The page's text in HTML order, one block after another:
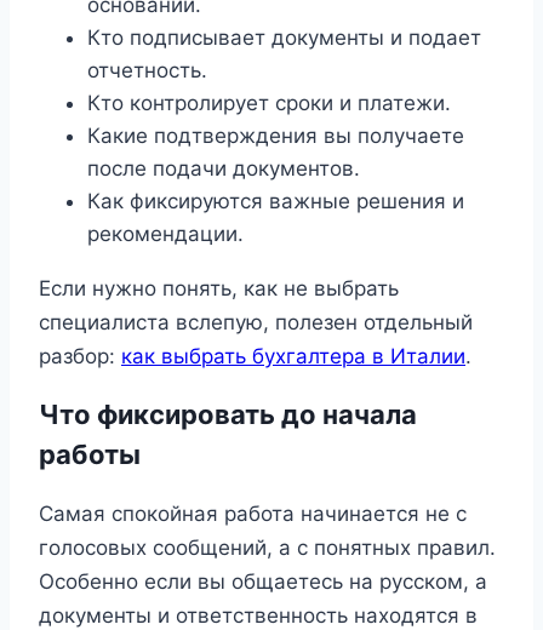
Кто подписывает документы и подает
отчетность.
Кто контролирует сроки и платежи.
Какие подтверждения вы получаете
после подачи документов.
Как фиксируются важные решения и
рекомендации.
Если нужно понять, как не выбрать
специалиста вслепую, полезен отдельный
разбор: как выбрать бухгалтера в Италии.
Что фиксировать до начала
работы
Самая спокойная работа начинается не с
голосовых сообщений, а с понятных правил.
Особенно если вы общаетесь на русском, а
документы и ответственность находятся в